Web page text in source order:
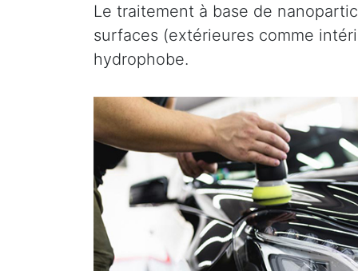
Le traitement à base de
surfaces (extérieures comme
hydrophobe.